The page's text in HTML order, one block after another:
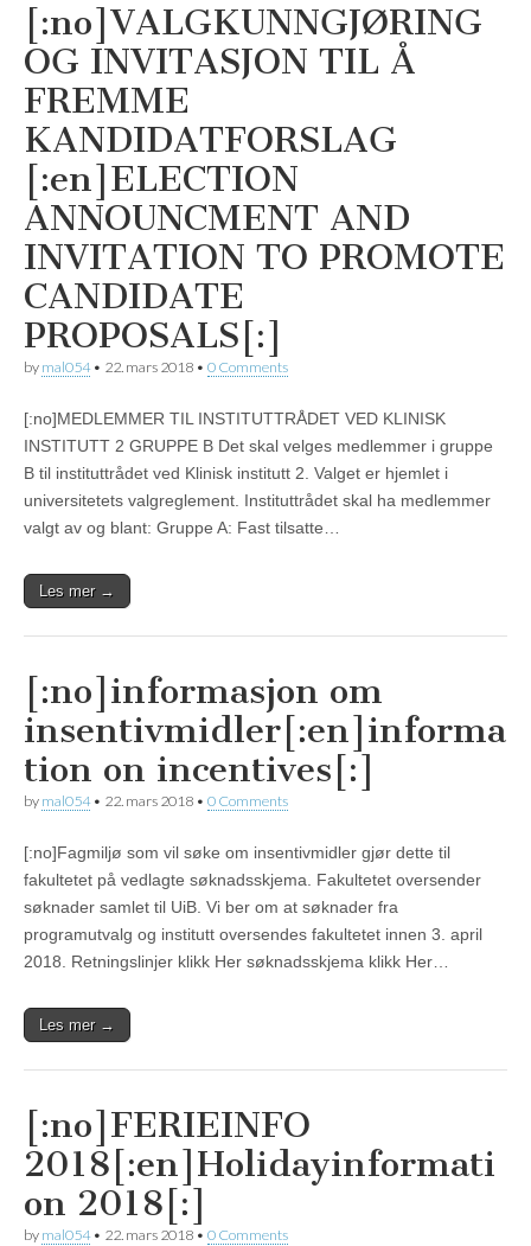
[:no]VALGKUNNGJØRING
OG INVITASJON TIL Å
FREMME
KANDIDATFORSLAG
[:en]ELECTION
ANNOUNCMENT AND
INVITATION TO PROMOTE
CANDIDATE
PROPOSALS[:]
by mal054• 22. mars 2018 • 0 Comments
[:no]MEDLEMMER TIL INSTITUTTRÅDET VED KLINISK
INSTITUTT 2 GRUPPE B Det skal velges medlemmer i gruppe
B til instituttrådet ved Klinisk institutt 2. Valget er hjemlet i
universitetets valgreglement. Instituttrådet skal ha medlemmer
valgt av og blant: Gruppe A: Fast tilsatte…
Les mer →
[:no]informasjon om
insentivmidler[:en]informa
tion on incentives[:]
by mal054• 22. mars 2018 • 0 Comments
[:no]Fagmiljø som vil søke om insentivmidler gjør dette til
fakultetet på vedlagte søknadsskjema. Fakultetet oversender
søknader samlet til UiB. Vi ber om at søknader fra
programutvalg og institutt oversendes fakultetet innen 3. april
2018. Retningslinjer klikk Her søknadsskjema klikk Her…
Les mer →
[:no]FERIEINFO
2018[:en]Holidayinformati
on 2018[:]
by mal054• 22. mars 2018 • 0 Comments